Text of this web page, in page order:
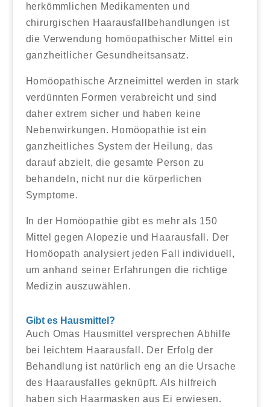
herkömmlichen Medikamenten und
chirurgischen Haarausfallbehandlungen ist
die Verwendung homöopathischer Mittel ein
ganzheitlicher Gesundheitsansatz.
Homöopathische Arzneimittel werden in stark
verdünnten Formen verabreicht und sind
daher extrem sicher und haben keine
Nebenwirkungen. Homöopathie ist ein
ganzheitliches System der Heilung, das
darauf abzielt, die gesamte Person zu
behandeln, nicht nur die körperlichen
Symptome.
In der Homöopathie gibt es mehr als 150
Mittel gegen Alopezie und Haarausfall. Der
Homöopath analysiert jeden Fall individuell,
um anhand seiner Erfahrungen die richtige
Medizin auszuwählen.
Gibt es Hausmittel?
Auch Omas Hausmittel versprechen Abhilfe
bei leichtem Haarausfall. Der Erfolg der
Behandlung ist natürlich eng an die Ursache
des Haarausfalles geknüpft. Als hilfreich
haben sich Haarmasken aus Ei erwiesen.